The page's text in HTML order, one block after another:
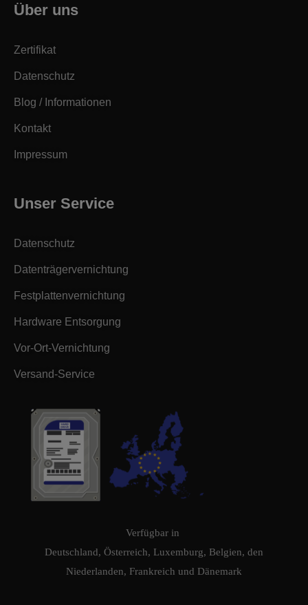
Über uns
Zertifikat
Datenschutz
Blog / Informationen
Kontakt
Impressum
Unser Service
Datenschutz
Datenträgervernichtung
Festplattenvernichtung
Hardware Entsorgung
Vor-Ort-Vernichtung
Versand-Service
Verfügbar in
Deutschland, Österreich, Luxemburg, Belgien, den
Niederlanden, Frankreich und Dänemark